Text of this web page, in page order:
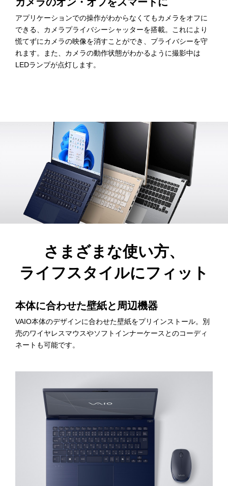
さを適度に調整します。
自動フレーミング機能
使っている人の顔が、最適な大きさで中央に表示されるよう
に自動で調節します。
アプリケーションでの操作がわからなくてもカメラをオフに
できる、カメラプライバシーシャッターを搭載。これにより
慌てずにカメラの映像を消すことができ、プライバシーを守
れます。また、カメラの動作状態がわかるように撮影中は
LEDランプが点灯します。
さまざまな使い方、
ライフスタイルにフィット
本体に合わせた壁紙と周辺機器
VAIO本体のデザインに合わせた壁紙をプリインストール。別
売のワイヤレスマウスやソフトインナーケースとのコーディ
ネートも可能です。